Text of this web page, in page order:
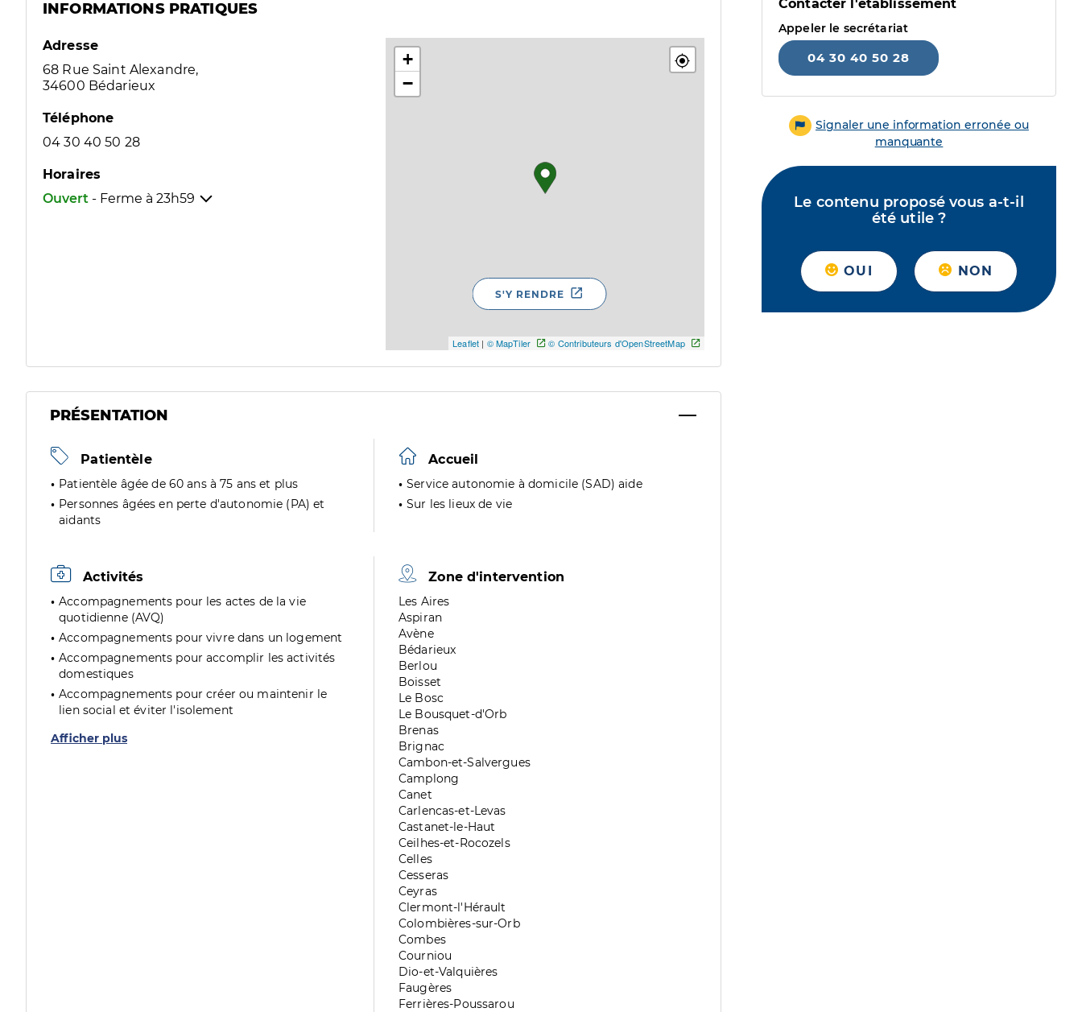
INFORMATIONS PRATIQUES
Adresse
68 Rue Saint Alexandre,
34600 Bédarieux
Téléphone
04 30 40 50 28
Horaires
Ouvert - Ferme à 23h59
+
−
Leaflet | © MapTiler © Contributeurs d'OpenStreetMap
S'Y RENDRE
PRÉSENTATION
Patientèle
Patientèle âgée de 60 ans à 75 ans et plus
Personnes âgées en perte d'autonomie (PA) et
aidants
Accueil
Service autonomie à domicile (SAD) aide
Sur les lieux de vie
Activités
Accompagnements pour les actes de la vie
quotidienne (AVQ)
Accompagnements pour vivre dans un logement
Accompagnements pour accomplir les activités
domestiques
Accompagnements pour créer ou maintenir le
lien social et éviter l'isolement
Afficher plus
Zone d'intervention
Zone
de
division
Les Aires
Zone
de
division
Aspiran
Zone
de
division
Avène
Zone
de
division
Bédarieux
Zone
de
division
Berlou
Zone
de
division
Boisset
Zone
de
division
Le Bosc
Zone
de
division
Le Bousquet-d'Orb
Zone
de
division
Brenas
Zone
de
division
Brignac
Zone
de
division
Cambon-et-Salvergues
Zone
de
division
Camplong
Zone
de
division
Canet
Zone
de
division
Carlencas-et-Levas
Zone
de
division
Castanet-le-Haut
Zone
de
division
Ceilhes-et-Rocozels
Zone
de
division
Celles
Zone
de
division
Cesseras
Zone
de
division
Ceyras
Zone
de
division
Clermont-l'Hérault
Zone
de
division
Colombières-sur-Orb
Zone
de
division
Combes
Zone
de
division
Courniou
Zone
de
division
Dio-et-Valquières
Zone
de
Faugères
Zone
Ferrières-Poussarou
Contacter l'établissement
Appeler le secrétariat
04 30 40 50 28
Signaler une information erronée ou
manquante
Le contenu proposé vous a-t-il
été utile ?
OUI NON